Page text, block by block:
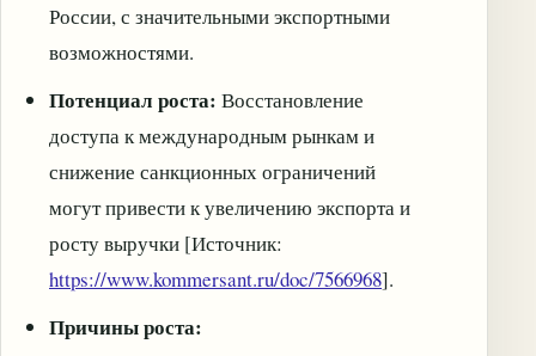
России, с значительными экспортными
возможностями.
Потенциал роста: Восстановление
доступа к международным рынкам и
снижение санкционных ограничений
могут привести к увеличению экспорта и
росту выручки [Источник:
https://www.kommersant.ru/doc/7566968].
Причины роста: